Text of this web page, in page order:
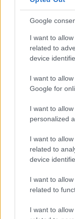
Google
I want to
related to
device
I want to
Google for
I want to
personalized
I want to
related to
device
I want to
related to
I want to
fronton is
Unmute
Az E3
legfontosabb
kiállítóként is
trailerekkel és új
korábban
eseményen, a
részlege nagy
Több bennfentes